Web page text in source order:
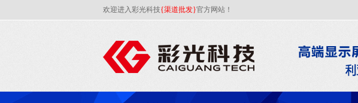
欢迎进入彩光科技{渠道批发}官方网站！